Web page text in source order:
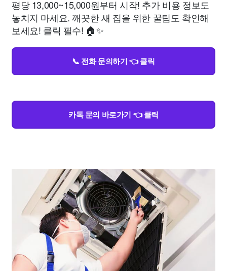
평당 13,000~15,000원부터 시작! 추가 비용 정보도
놓치지 마세요. 깨끗한 새 집을 위한 꿀팁도 확인해
보세요! 클릭 필수! 🏠✨
📞 전화 문의하기 👈 클릭
카톡 문의 바로가기 👈 클릭